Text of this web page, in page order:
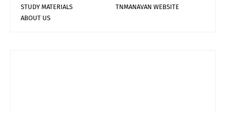
STUDY MATERIALS
TNMANAVAN WEBSITE
ABOUT US